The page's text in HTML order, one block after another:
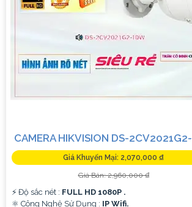
CAMERA HIKVISION DS-
Giá Khuyến Mại: 2,070,000 ₫
Giá Bán: 2,960,000 ₫
️⚡ Độ sắc nét : FULL HD 1080P .
⚛️ Công Nghệ Sử Dụng : IP Wifi.